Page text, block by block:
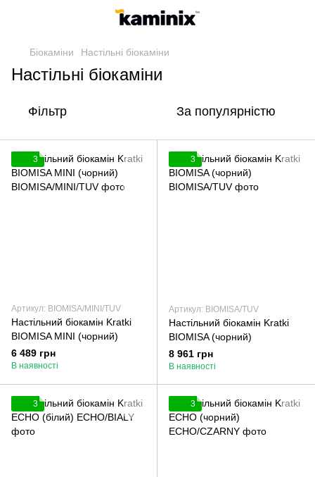
Біокаміни Настільні біокаміни
Настільні біокаміни
Фільтр За популярністю
3
Артикул: BIOMISA/MINI/TUV
Настільний біокамін Kratki
BIOMISA MINI (чорний)
6 489 грн
В наявності
3
Артикул: BIOMISA/TUV
Настільний біокамін Kratki
BIOMISA (чорний)
8 961 грн
В наявності
3 3